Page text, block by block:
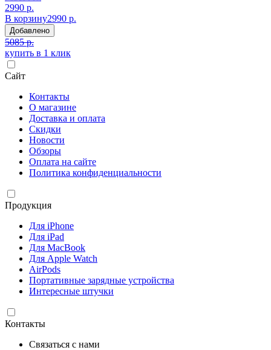
2990 р.
В корзину2990 р.
Добавлено
5085 р.
купить в 1 клик
Сайт
Контакты
О магазине
Доставка и оплата
Скидки
Новости
Обзоры
Оплата на сайте
Политика конфиденциальности
Продукция
Для iPhone
Для iPad
Для MacBook
Для Apple Watch
AirPods
Портативные зарядные устройства
Интересные штучки
Контакты
Связаться с нами